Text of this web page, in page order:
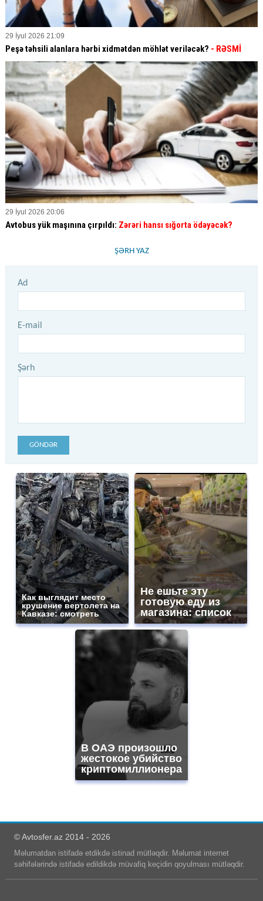
29 İyul 2026 21:09
Peşə təhsili alanlara hərbi xidmətdən möhlət veriləcək? - RƏSMİ
29 İyul 2026 20:06
Avtobus yük maşınına çırpıldı: Zərəri hansı sığorta ödəyəcək?
ŞƏRH YAZ
Ad
E-mail
Şərh
GÖNDƏR
Как выглядит место
крушение вертолета на
Кавказе: смотреть
Не ешьте эту
готовую еду из
магазина: список
В ОАЭ произошло
жестокое убийство
криптомиллионера
© Avtosfer.az 2014 - 2026
Məlumatdan istifadə etdikdə istinad mütləqdir. Məlumat internet
səhifələrində istifadə edildikdə müvafiq keçidin qoyulması mütləqdir.